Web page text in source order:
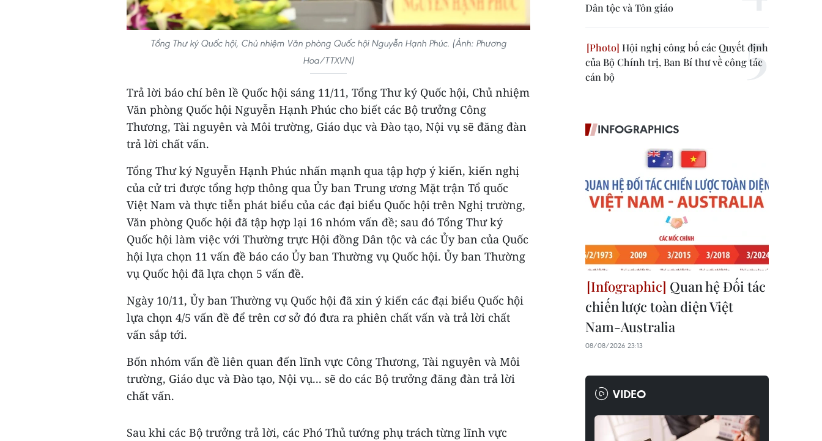
Tổng Thư ký Quốc hội, Chủ nhiệm Văn phòng Quốc hội Nguyễn Hạnh Phúc. (Ảnh: Phương
Hoa/TTXVN)
Trả lời báo chí bên lề Quốc hội sáng 11/11, Tổng Thư ký Quốc hội, Chủ nhiệm
Văn phòng Quốc hội Nguyễn Hạnh Phúc cho biết các Bộ trưởng Công
Thương, Tài nguyên và Môi trường, Giáo dục và Đào tạo, Nội vụ sẽ đăng đàn
trả lời chất vấn.
Tổng Thư ký Nguyễn Hạnh Phúc nhấn mạnh qua tập hợp ý kiến, kiến nghị
của cử tri được tổng hợp thông qua Ủy ban Trung ương Mặt trận Tổ quốc
Việt Nam và thực tiễn phát biểu của các đại biểu Quốc hội trên Nghị trường,
Văn phòng Quốc hội đã tập hợp lại 16 nhóm vấn đề; sau đó Tổng Thư ký
Quốc hội làm việc với Thường trực Hội đồng Dân tộc và các Ủy ban của Quốc
hội lựa chọn 11 vấn đề báo cáo Ủy ban Thường vụ Quốc hội. Ủy ban Thường
vụ Quốc hội đã lựa chọn 5 vấn đề.
Ngày 10/11, Ủy ban Thường vụ Quốc hội đã xin ý kiến các đại biểu Quốc hội
lựa chọn 4/5 vấn đề để trên cơ sở đó đưa ra phiên chất vấn và trả lời chất
vấn sắp tới.
Bốn nhóm vấn đề liên quan đến lĩnh vực Công Thương, Tài nguyên và Môi
trường, Giáo dục và Đào tạo, Nội vụ... sẽ do các Bộ trưởng đăng đàn trả lời
chất vấn.
Sau khi các Bộ trưởng trả lời, các Phó Thủ tướng phụ trách từng lĩnh vực
Dân tộc và Tôn giáo
Hội nghị công bố các Quyết định
của Bộ Chính trị, Ban Bí thư về công tác
cán bộ
INFOGRAPHICS
Quan hệ Đối tác
chiến lược toàn diện Việt
Nam-Australia
08/08/2026 23:13
VIDEO